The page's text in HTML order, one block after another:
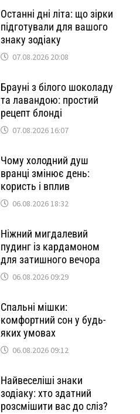
Останні дні літа: що зірки
підготували для вашого
знаку зодіаку
07.08.2026 20:08
Брауні з білого шоколаду
та лавандою: простий
рецепт блонді
07.08.2026 16:07
Чому холодний душ
вранці змінює день:
користь і вплив
06.08.2026 18:32
Ніжний мигдалевий
пудинг із кардамоном
для затишного вечора
06.08.2026 09:29
Спальні мішки:
комфортний сон у будь-
яких умовах
06.08.2026 09:12
Найвеселіші знаки
зодіаку: хто здатний
розсмішити вас до сліз?